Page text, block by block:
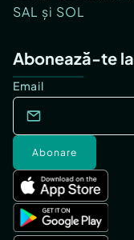
SAL și SOL
Abonează-te
Email
Abonare